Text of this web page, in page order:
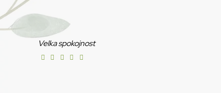
Velka spokojnost